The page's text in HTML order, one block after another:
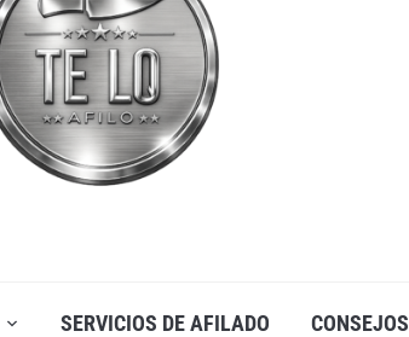
SERVICIOS DE AFILADO CONSEJOS